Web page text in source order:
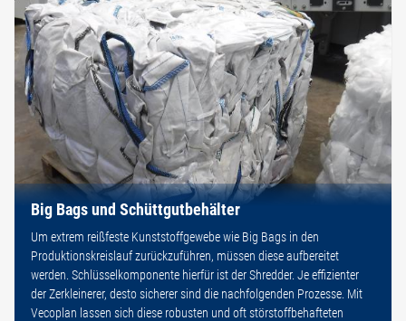
Big Bags und Schüttgutbehälter
Um extrem reißfeste Kunststoffgewebe wie Big Bags in den
Produktionskreislauf zurückzuführen, müssen diese aufbereitet
werden. Schlüsselkomponente hierfür ist der Shredder. Je effizienter
der Zerkleinerer, desto sicherer sind die nachfolgenden Prozesse. Mit
Vecoplan lassen sich diese robusten und oft störstoffbehafteten